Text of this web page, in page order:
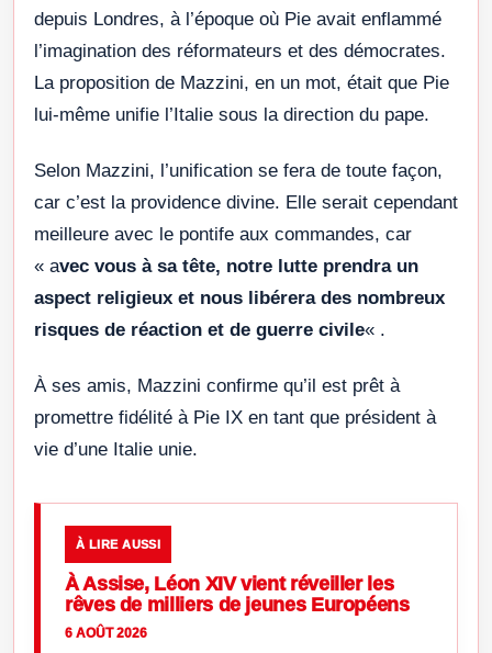
depuis Londres, à l’époque où Pie avait enflammé
l’imagination des réformateurs et des démocrates.
La proposition de Mazzini, en un mot, était que Pie
lui-même unifie l’Italie sous la direction du pape.
Selon Mazzini, l’unification se fera de toute façon,
car c’est la providence divine. Elle serait cependant
meilleure avec le pontife aux commandes, car
« avec vous à sa tête, notre lutte prendra un
aspect religieux et nous libérera des nombreux
risques de réaction et de guerre civile« .
À ses amis, Mazzini confirme qu’il est prêt à
promettre fidélité à Pie IX en tant que président à
vie d’une Italie unie.
À LIRE AUSSI
À Assise, Léon XIV vient réveiller les
rêves de milliers de jeunes Européens
6 AOÛT 2026